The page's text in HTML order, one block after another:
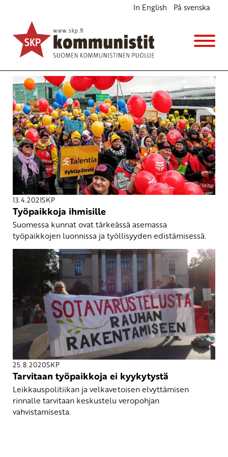
In English På svenska
työllistäminen
13.4.2021SKP
Työpaikkoja ihmisille
Suomessa kunnat ovat tärkeässä asemassa
työpaikkojen luonnissa ja työllisyyden edistämisessä.
25.8.2020SKP
Tarvitaan työpaikkoja ei kyykytystä
Leikkauspolitiikan ja velkavetoisen elvyttämisen
rinnalle tarvitaan keskustelu veropohjan
vahvistamisesta.